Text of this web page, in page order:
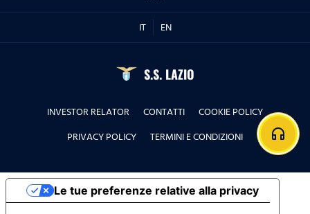
IT EN
S.S. LAZIO
INVESTOR RELATOR CONTATTI
COOKIE POLICY
PRIVACY POLICY
TERMINI E CONDIZIONI headphones
Le tue preferenze relative alla privacy